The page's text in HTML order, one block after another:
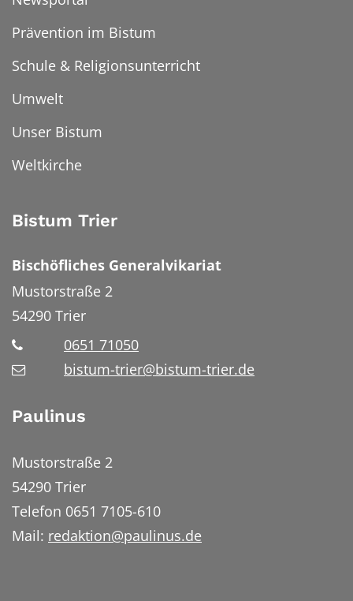
Prävention im Bistum
Schule & Religionsunterricht
Umwelt
Unser Bistum
Weltkirche
Bistum Trier
Bischöfliches Generalvikariat
Mustorstraße 2
54290 Trier
0651 71050
bistum-trier@bistum-trier.de
Paulinus
Mustorstraße 2
54290 Trier
Telefon 0651 7105-610
Mail: redaktion@paulinus.de